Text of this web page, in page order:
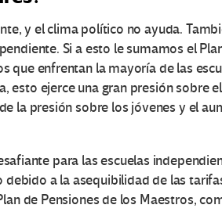
y el clima político no ayuda.
Si a esto le sumamos el
que enfrentan la mayoría de las
esto ejerce una gran presión sobre
la presión sobre los jóvenes y el
para las escuelas
a la asequibilidad de las
de Pensiones de los Maestros,